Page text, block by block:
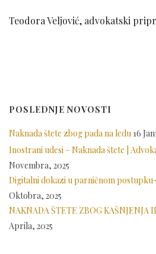
Teodora Veljović, advokatski
POSLEDNJE NOVOSTI
Naknada štete zbog pada na ledu 16
Inostrani udesi – Naknada štete |
Novembra, 2025
Digitalni dokazi u parničnom
Oktobra, 2025
NAKNADA ŠTETE ZBOG KAŠNJENJA
Aprila, 2025